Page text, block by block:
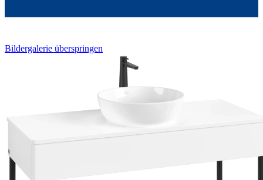
Bildergalerie überspringen